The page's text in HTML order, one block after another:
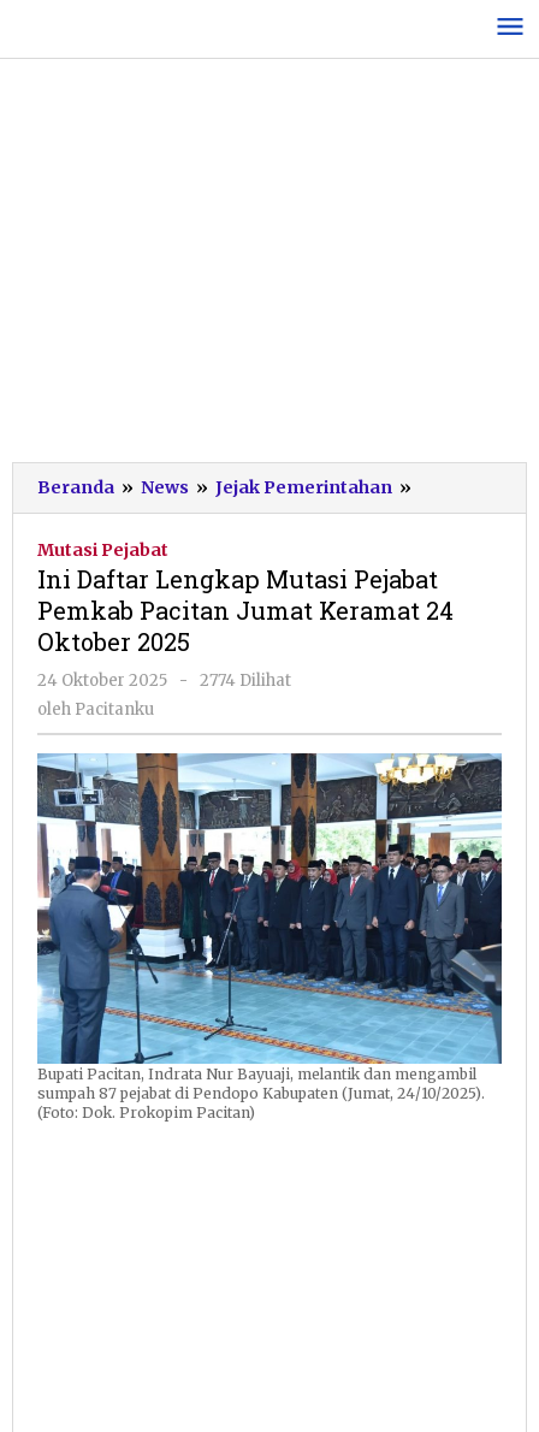
konten
Beranda » News » Jejak Pemerintahan »
Daftar
Pejabat
Pemkab
Oktober
2025
Mutasi Pejabat
Ini Daftar Lengkap Mutasi Pejabat
Pemkab Pacitan Jumat Keramat 24
Oktober 2025
24 Oktober 2025
oleh
-
2774 Dilihat
oleh Pacitanku
Bupati Pacitan, Indrata Nur Bayuaji, melantik dan mengambil
sumpah 87 pejabat di Pendopo Kabupaten (Jumat, 24/10/2025).
(Foto: Dok. Prokopim Pacitan)